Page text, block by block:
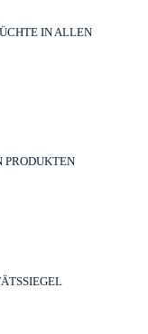
IN ALLEN
PRODUKTEN